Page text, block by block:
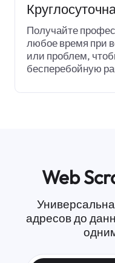
Получайте
любое время при
или проблем,
бесперебойную
Web
адресов до